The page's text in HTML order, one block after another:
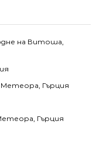
на Витоша,
Гърция
Гърция